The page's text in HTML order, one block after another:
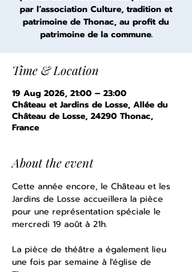
par l’association Culture, tradition et
patrimoine de Thonac, au profit du
patrimoine de la commune.
Time & Location
19 Aug 2026, 21:00 – 23:00
Château et Jardins de Losse, Allée du
Château de Losse, 24290 Thonac,
France
About the event
Cette année encore, le Château et les
Jardins de Losse accueillera la pièce
pour une représentation spéciale le
mercredi 19 août à 21h.
La pièce de théâtre a également lieu
une fois par semaine à l'église de